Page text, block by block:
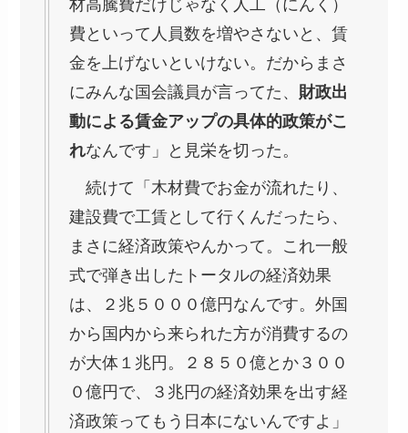
材高騰費だけじゃなく人工（にんく）
費といって人員数を増やさないと、賃
金を上げないといけない。だからまさ
にみんな国会議員が言ってた、 財政出
動による賃金アップの具体的政策がこ
れなんです」と見栄を切った。
続けて「木材費でお金が流れたり、
建設費で工賃として行くんだったら、
まさに経済政策やんかって。これ一般
式で弾き出したトータルの経済効果
は、２兆５０００億円なんです。外国
から国内から来られた方が消費するの
が大体１兆円。２８５０億とか３００
０億円で、３兆円の経済効果を出す経
済政策ってもう日本にないんですよ」